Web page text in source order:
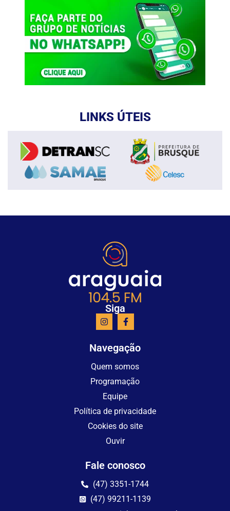
LINKS ÚTEIS
Siga
Navegação
Quem somos
Programação
Equipe
Política de privacidade
Cookies do site
Ouvir
Fale conosco
(47) 3351-1744
(47) 99211-1139